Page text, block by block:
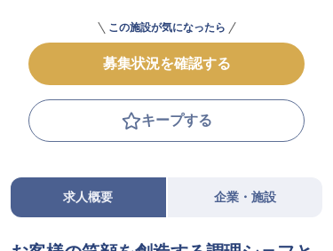
この施設が気になったら
募集状況を確認する
キープする
求人概要 企業・施設